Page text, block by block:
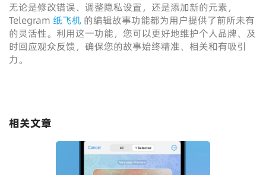
无论是修改错误、调整隐私设置，还是添加新的元素，
Telegram 纸飞机 的编辑故事功能都为用户提供了前所未有
的灵活性。利用这一功能，您可以更好地维护个人品牌、及
时回应观众反馈，确保您的故事始终精准、相关和有吸引
力。
相关文章